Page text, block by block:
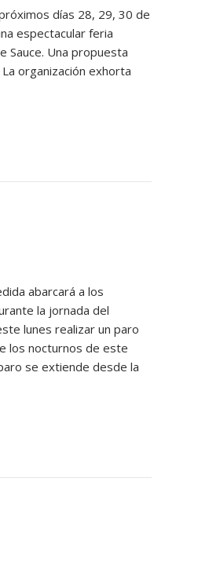
días 28, 29, 30 de
espectacular feria
Sauce. Una propuesta
organización exhorta
abarcará a los
la jornada del
lunes realizar un paro
los nocturnos de este
se extiende desde la